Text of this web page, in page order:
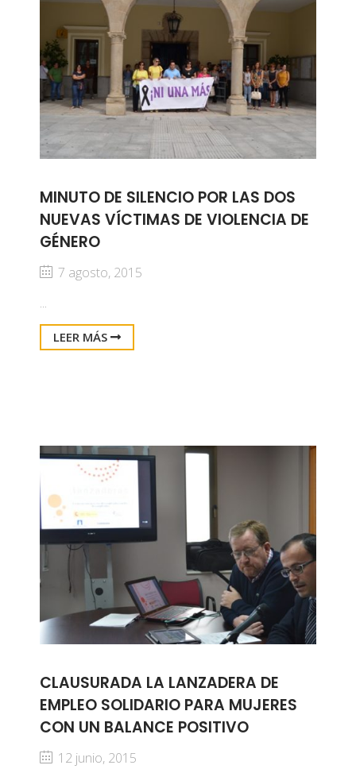
MINUTO DE SILENCIO POR LAS DOS
NUEVAS VÍCTIMAS DE VIOLENCIA DE
GÉNERO
7 agosto, 2015
...
LEER MÁS
CLAUSURADA LA LANZADERA DE
EMPLEO SOLIDARIO PARA MUJERES
CON UN BALANCE POSITIVO
12 junio, 2015